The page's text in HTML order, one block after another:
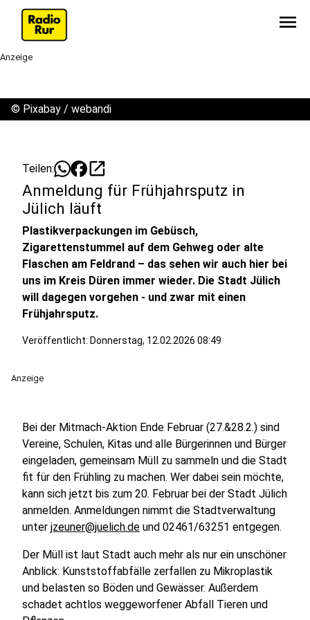
menu
Anzeige
© Pixabay / webandi
Teilen: open_in_new
Anmeldung für Frühjahrsputz in
Jülich läuft
Plastikverpackungen im Gebüsch,
Zigarettenstummel auf dem Gehweg oder alte
Flaschen am Feldrand – das sehen wir auch hier bei
uns im Kreis Düren immer wieder. Die Stadt Jülich
will dagegen vorgehen - und zwar mit einen
Frühjahrsputz.
Veröffentlicht: Donnerstag, 12.02.2026 08:49
Anzeige
Bei der Mitmach-Aktion Ende Februar (27.&28.2.) sind
Vereine, Schulen, Kitas und alle Bürgerinnen und Bürger
eingeladen, gemeinsam Müll zu sammeln und die Stadt
fit für den Frühling zu machen. Wer dabei sein möchte,
kann sich jetzt bis zum 20. Februar bei der Stadt Jülich
anmelden. Anmeldungen nimmt die Stadtverwaltung
unter jzeuner@juelich.de und 02461/63251 entgegen.
Der Müll ist laut Stadt auch mehr als nur ein unschöner
Anblick: Kunststoffabfälle zerfallen zu Mikroplastik
und belasten so Böden und Gewässer. Außerdem
schadet achtlos weggeworfener Abfall Tieren und